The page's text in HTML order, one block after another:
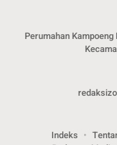
Perumahan
Indeks